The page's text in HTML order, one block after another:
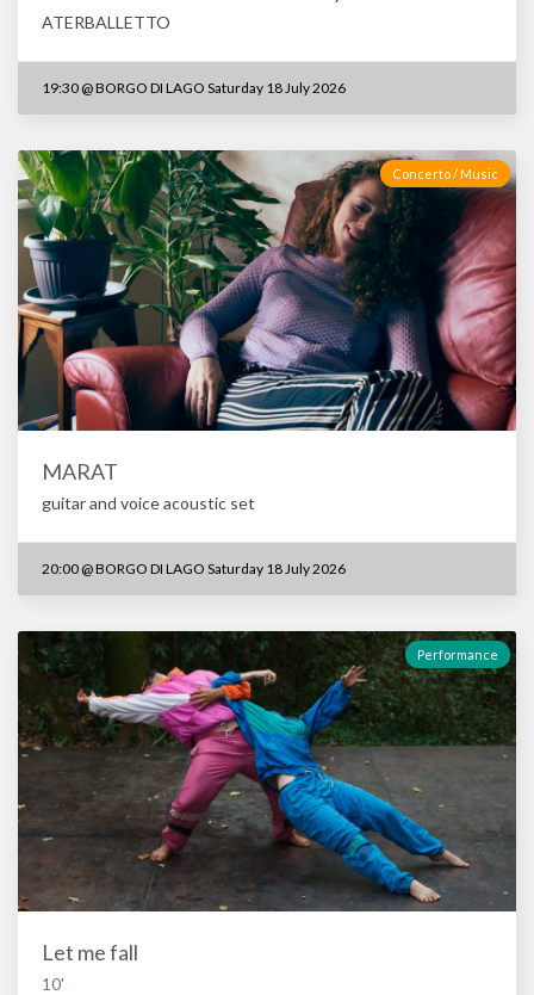
ATERBALLETTO
19:30 @BORGO DI LAGO Saturday 18 July 2026
Concerto / Music
MARAT
guitar and voice acoustic set
20:00 @BORGO DI LAGO Saturday 18 July 2026
Performance
Let me fall
10'